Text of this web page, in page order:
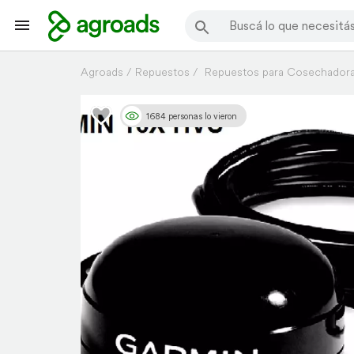
Agroads Repuestos Repuestos para
1684 personas lo vieron